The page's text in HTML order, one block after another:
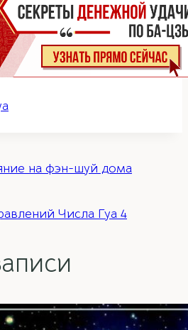
на фэн-шуй дома
Числа Гуа 4